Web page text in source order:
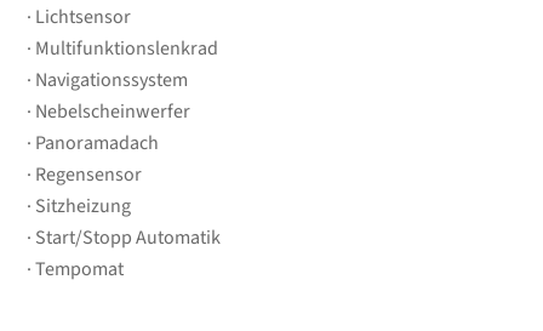
Lichtsensor
Multifunktionslenkrad
Navigationssystem
Nebelscheinwerfer
Panoramadach
Regensensor
Sitzheizung
Start/Stopp Automatik
Tempomat